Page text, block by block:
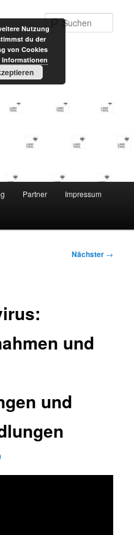
Partner Impressum
Nächster →
und
und
Nutzung
du der
von Cookies
Informationen